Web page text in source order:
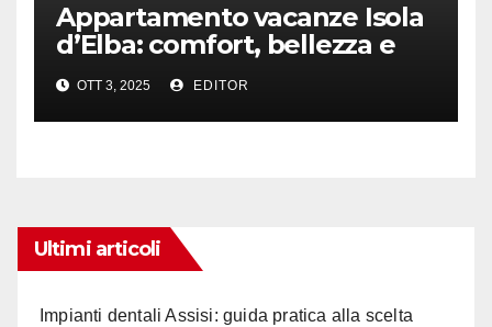
Appartamento vacanze Isola
d’Elba: comfort, bellezza e
sicurezza con l’aiuto dei
professionisti
OTT 3, 2025 EDITOR
Ultimi articoli
Impianti dentali Assisi: guida pratica alla scelta